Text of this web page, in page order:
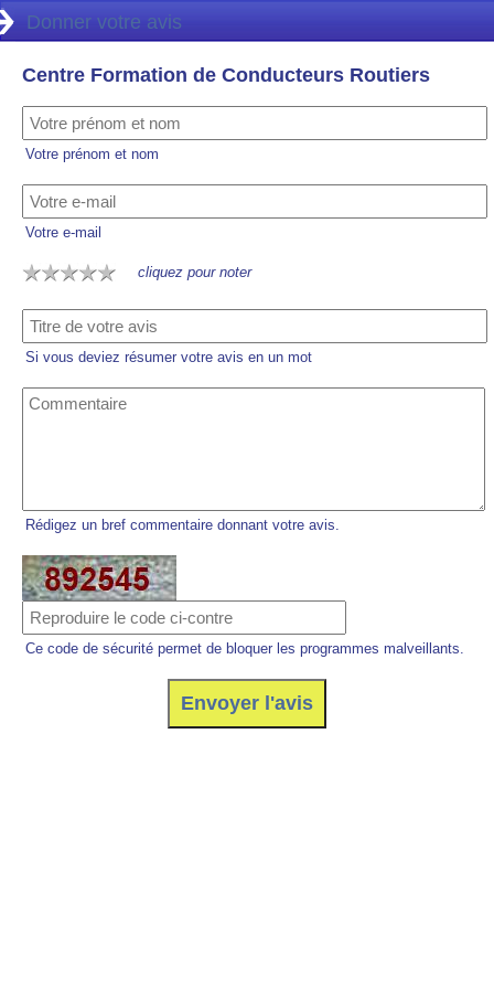
Donner votre avis
Centre Formation de Conducteurs Routiers
Votre prénom et nom
Votre e-mail
cliquez pour noter
Si vous deviez résumer votre avis en un mot
Rédigez un bref commentaire donnant votre avis.
Ce code de sécurité permet de bloquer les programmes malveillants.